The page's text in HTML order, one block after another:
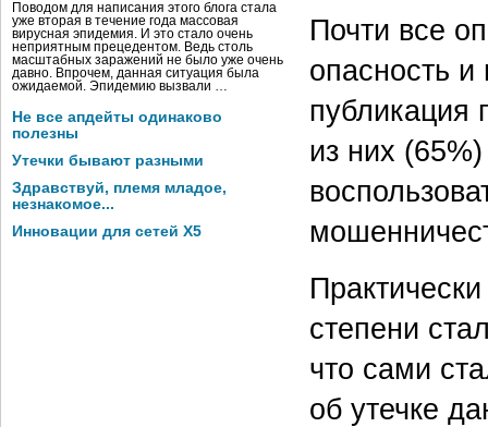
Поводом для написания этого блога стала
уже вторая в течение года массовая
вирусная эпидемия. И это стало очень
неприятным прецедентом. Ведь столь
масштабных заражений не было уже очень
давно. Впрочем, данная ситуация была
ожидаемой. Эпидемию вызвали …
Не все апдейты одинаково
полезны
Утечки бывают разными
Здравствуй, племя младое,
незнакомое...
Инновации для сетей X5
Почти все
опасность
публикация
из них
степени
что сами
об утечке